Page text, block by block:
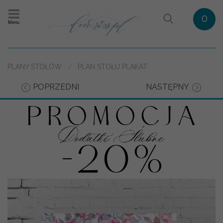
Menu 0
PLANY STOŁÓW PLAN STOŁU PLAKAT
POPRZEDNI NASTĘPNY